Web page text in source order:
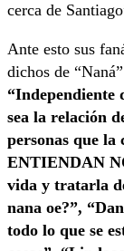
cerca de
Ante esto sus
dichos de
“Independiente
sea la relación
personas que
ENTIENDAN
vida y tratarla
nana oe?”,
todo lo que se